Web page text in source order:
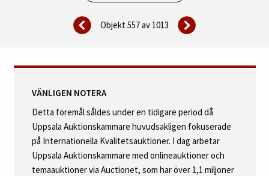
Objekt 557 av 1013
VÄNLIGEN NOTERA
Detta föremål såldes under en tidigare period då
Uppsala Auktionskammare huvudsakligen fokuserade
på Internationella Kvalitetsauktioner. I dag arbetar
Uppsala Auktionskammare med onlineauktioner och
temaauktioner via Auctionet, som har över 1,1 miljoner